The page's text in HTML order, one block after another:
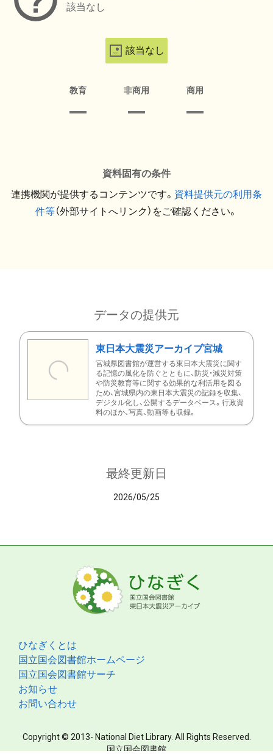
該当なし
該当なし
教育 非商用 商用
資料固有の条件
連携機関が提供するコンテンツです。 資料提供元の利用条
件等（外部サイトへリンク）をご確認ください。
データの提供元
東日本大震災アーカイブ宮城
宮城県図書館が運営する東日本大震災に関す
る記憶の風化を防ぐとともに、防災・減災対策
や防災教育等に関する効果的な利活用を図る
ため、宮城県内の東日本大震災の記録を収集、
デジタル化し、公開するデータベース。行政資
料のほか、写真、動画等も収録。
最終更新日
2026/05/25
ひなぎくとは
国立国会図書館ホームページ
国立国会図書館サーチ
お知らせ
お問い合わせ
Copyright © 2013- National Diet Library. All Rights Reserved.